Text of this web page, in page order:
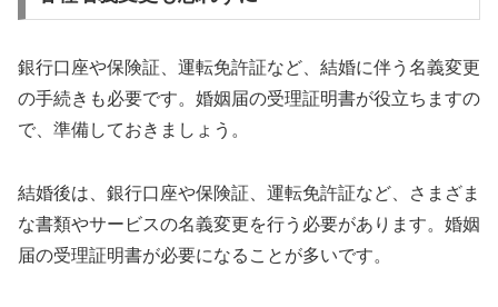
銀行口座や保険証、運転免許証など、結婚に伴う名義変更
の手続きも必要です。婚姻届の受理証明書が役立ちますの
で、準備しておきましょう。
結婚後は、銀行口座や保険証、運転免許証など、さまざま
な書類やサービスの名義変更を行う必要があります。婚姻
届の受理証明書が必要になることが多いです。